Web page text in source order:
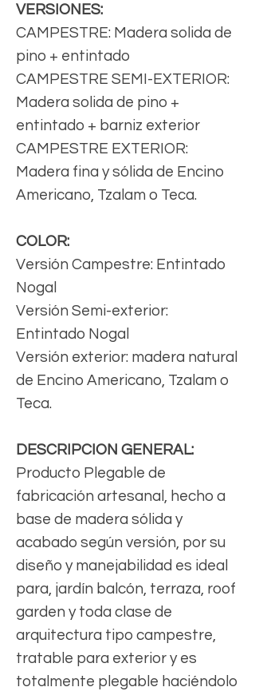
VERSIONES:
CAMPESTRE: Madera solida de
pino + entintado
CAMPESTRE SEMI-EXTERIOR:
Madera solida de pino +
entintado + barniz exterior
CAMPESTRE EXTERIOR:
Madera fina y sólida de Encino
Americano, Tzalam o Teca.
COLOR:
Versión Campestre: Entintado
Nogal
Versión Semi-exterior:
Entintado Nogal
Versión exterior: madera natural
de Encino Americano, Tzalam o
Teca.
DESCRIPCION GENERAL:
Producto Plegable de
fabricación artesanal, hecho a
base de madera sólida y
acabado según versión, por su
diseño y manejabilidad es ideal
para, jardín balcón, terraza, roof
garden y toda clase de
arquitectura tipo campestre,
tratable para exterior y es
totalmente plegable haciéndolo